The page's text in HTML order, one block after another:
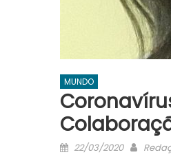
MUNDO
Posted
22/03/2020